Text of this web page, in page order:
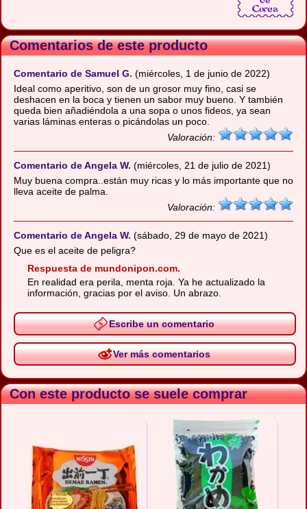
Comentarios de este producto
Comentario de Samuel G. (miércoles, 1 de junio de 2022)
Ideal como aperitivo, son de un grosor muy fino, casi se
deshacen en la boca y tienen un sabor muy bueno. Y también
queda bien añadiéndola a una sopa o unos fideos, ya sean
varias láminas enteras o picándolas un poco.
Valoración:
Comentario de Angela W. (miércoles, 21 de julio de 2021)
Muy buena compra..están muy ricas y lo más importante que no
lleva aceite de palma.
Valoración:
Comentario de Angela W. (sábado, 29 de mayo de 2021)
Que es el aceite de peligra?
Respuesta de mundonipon.com.
En realidad era perila, menta roja. Ya he actualizado la
información, gracias por el aviso. Un abrazo.
Escribe un comentario
Ver más comentarios
Con este producto se suele comprar